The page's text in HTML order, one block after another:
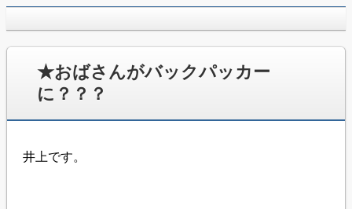
jpca.co
★おばさんがバックパッカー
に？？？
井上です。